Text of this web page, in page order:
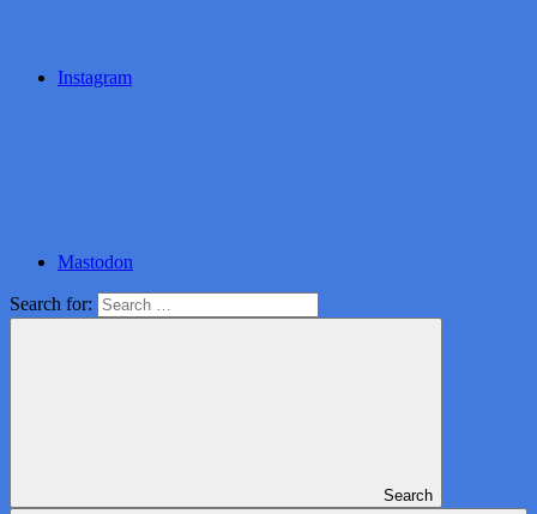
Instagram
Mastodon
Search for:
Search